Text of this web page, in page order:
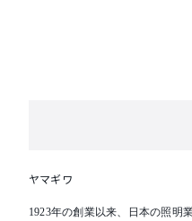
ヤマギワ
1923年の創業以来、日本の照明